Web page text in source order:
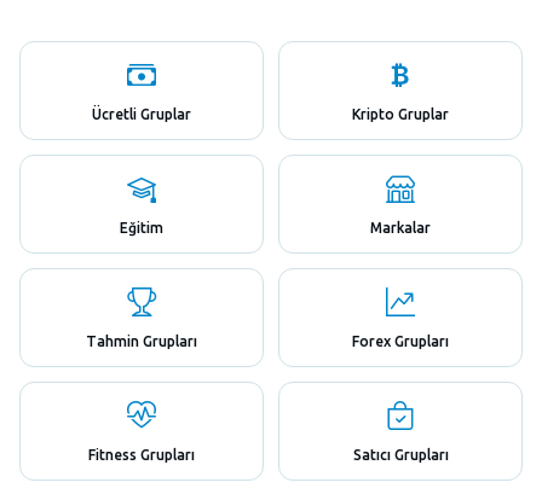
Ücretli Gruplar Kripto Gruplar
Eğitim Markalar
Tahmin Grupları Forex Grupları
Fitness Grupları Satıcı Grupları